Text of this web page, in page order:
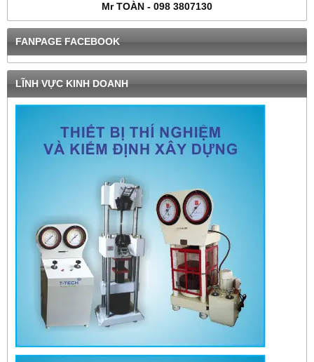
Mr TOÀN - 098 3807130
FANPAGE FACEBOOK
LĨNH VỰC KINH DOANH